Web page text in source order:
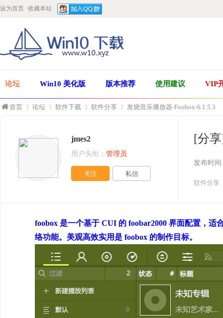
设为首页 收藏本站
论坛 Win10 美化版 版本推荐 使用建议 VIP
首页
»
论坛 软件下载
›
软件分享
›
发烧音乐播放器-Foobox-6.1.5.3
[分
发布时间
软件分享
jmes2
用户头衔： 管理员
关注 私信
foobox 是一个基于 CUI 的 foobar2000 界面配置，
络功能。美观高效实用是 foobox 的制作目标。